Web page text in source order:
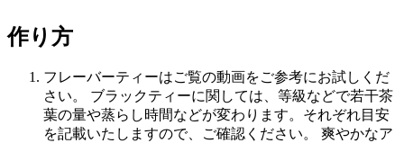
作り方
フレーバーティーはご覧の動画をご参考にお試しくだ
さい。 ブラックティーに関しては、等級などで若干茶
葉の量や蒸らし時間などが変わります。それぞれ目安
を記載いたしますので、ご確認ください。 爽やかなア